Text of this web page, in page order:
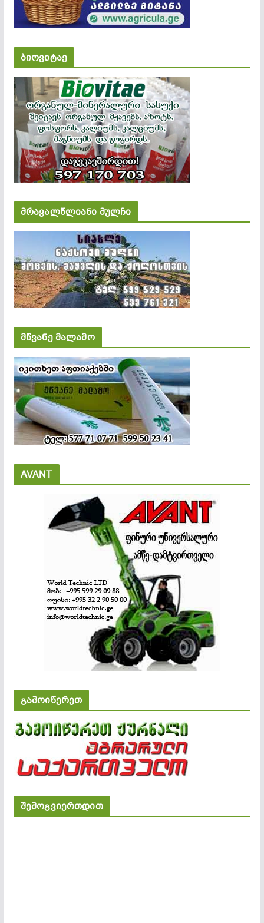
ბიოვიტაე
მრავალწლიანი მულჩი
მწვანე მალამო
AVANT
გამოიწერეთ
შემოგვიერთდით